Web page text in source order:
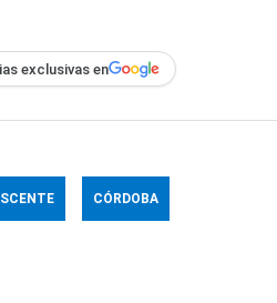
exclusivas en
CÓRDOBA